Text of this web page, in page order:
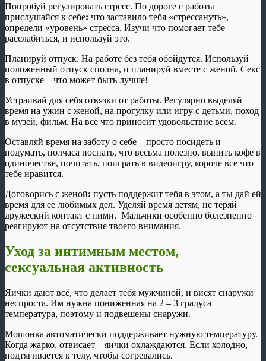
Попробуй регулировать стресс. По дороге с работы
прислушайся к себе: что заставило тебя «стрессануть»,
определи «уровень» стресса. Изучи что помогает тебе
расслабиться, и используй это.
Планируй отпуск. На работе без тебя обойдутся. Используй
положенный отпуск сполна, и планируй вместе с женой. Секс
в отпуске – что может быть лучше!
Устраивай для себя отвязки от работы. Регулярно выделяй
время на ужин с женой, на прогулку или игру с детьми, поход
в музей, фильм. На все что приносит удовольствие всем.
Оставляй время на заботу о себе – просто посидеть и
подумать, полчаса поспать, что весьма полезно, выпить кофе в
одиночестве, почитать, поиграть в видеоигру, короче все что
тебе нравится.
Договорись с женой: пусть поддержит тебя в этом, а ты дай ей
время для ее любимых дел. Уделяй время детям, не теряй
дружеский контакт с ними. Мальчики особенно болезненно
реагируют на отсутствие твоего внимания.
Уход за интимным местом,
сексуальная активность
Яички дают всё, что делает тебя мужчиной, и висят снаружи
неспроста. Им нужна пониженная на 2 – 3 градуса
температура, поэтому и подвешены снаружи.
Мошонка автоматически поддерживает нужную температуру.
Когда жарко, отвисает – яички охлаждаются. Если холодно,
подтягивается к телу, чтобы согревались.